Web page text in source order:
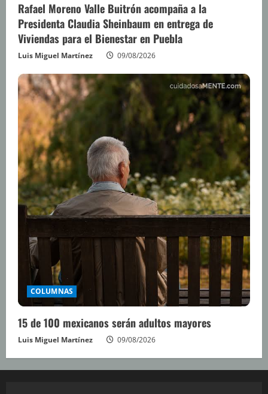
Rafael Moreno Valle Buitrón acompaña a la
Presidenta Claudia Sheinbaum en entrega de
Viviendas para el Bienestar en Puebla
Luis Miguel Martínez 09/08/2026
COLUMNAS
15 de 100 mexicanos serán adultos mayores
Luis Miguel Martínez 09/08/2026